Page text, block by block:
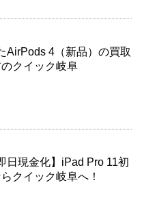
AirPods 4（新品）の買取
クイック岐阜
日現金化】iPad Pro 11初
クイック岐阜へ！